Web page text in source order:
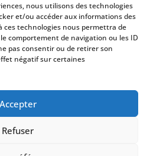
nous utilisons des technologies
et/ou accéder aux informations des
ces technologies nous permettra de
comportement de navigation ou les ID
pas consentir ou de retirer son
négatif sur certaines
Accepter
Refuser
VII – 75009 Paris – France –
– +33 (0)2 35 22 18 88